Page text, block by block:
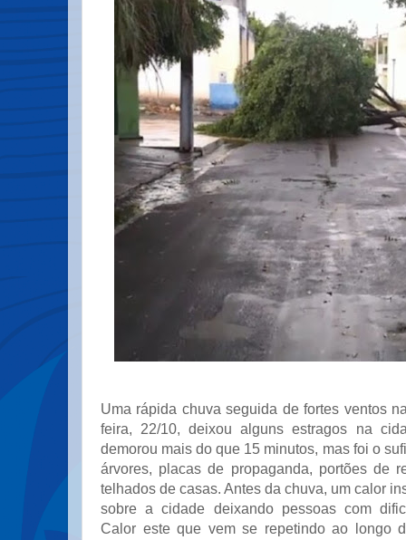
Uma rápida chuva seguida de fortes ventos
feira, 22/10, deixou alguns estragos na
demorou mais do que 15 minutos, mas foi o
árvores, placas de propaganda, portões de
telhados de casas. Antes da chuva, um calor
sobre a cidade deixando pessoas com
Calor este que vem se repetindo ao longo